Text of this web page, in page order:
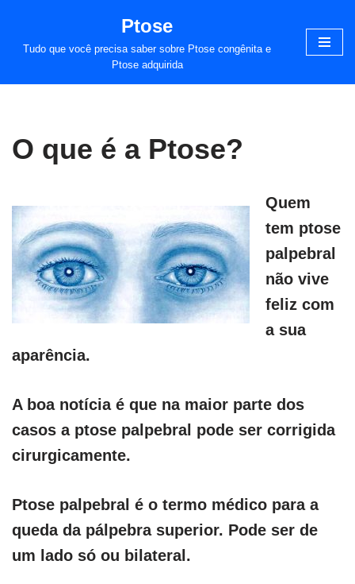
Pular
Ptose
Tudo que você precisa saber sobre Ptose congênita e
Ptose adquirida
O que é a Ptose?
Quem
tem ptose
palpebral
não vive
feliz com
a sua
aparência.
A boa notícia é que na maior parte dos
casos a ptose palpebral pode ser corrigida
cirurgicamente.
Ptose palpebral é o termo médico para a
queda da pálpebra superior. Pode ser de
um lado só ou bilateral.